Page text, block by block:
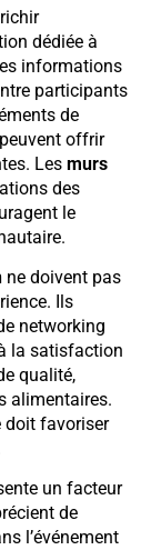
dédiée à
informations
participants
de
peuvent offrir
Les murs
des
le
ne doivent pas
Ils
networking
la satisfaction
qualité,
alimentaires.
doit favoriser
un facteur
de
l’événement